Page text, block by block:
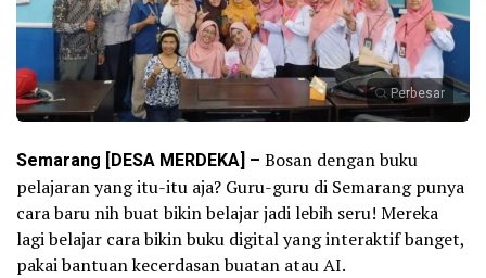
Perbesar
Semarang [DESA MERDEKA] – Bosan dengan buku
pelajaran yang itu-itu aja? Guru-guru di Semarang punya
cara baru nih buat bikin belajar jadi lebih seru! Mereka
lagi belajar cara bikin buku digital yang interaktif banget,
pakai bantuan kecerdasan buatan atau AI.